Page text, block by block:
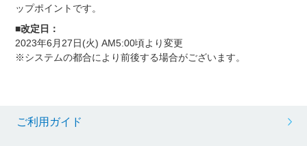
ップポイントです。
■改定日：
2023年6月27日(火) AM5:00頃より変更
※システムの都合により前後する場合がございます。
ご利用ガイド